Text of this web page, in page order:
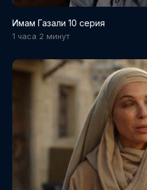
Имам Газали 10 серия
1 часа 2 минут